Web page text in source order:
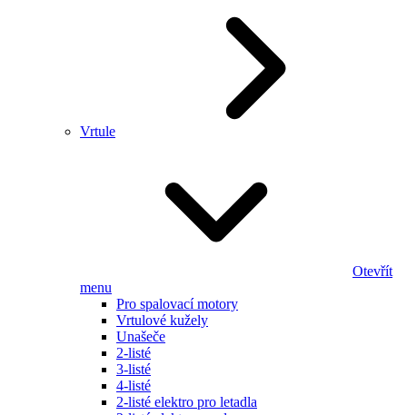
Vrtule
Otevřít
menu
Pro spalovací motory
Vrtulové kužely
Unašeče
2-listé
3-listé
4-listé
2-listé elektro pro letadla